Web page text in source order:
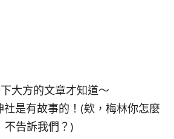
大方的文章才知道～
是有故事的！(欸，梅林你怎麼
不告訴我們？)